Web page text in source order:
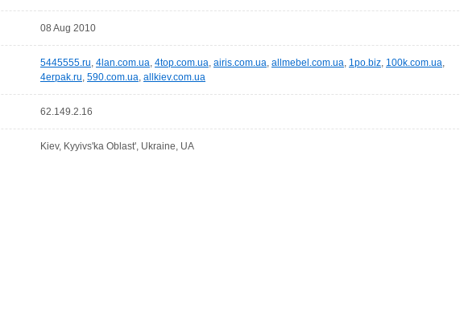
08 Aug 2010
5445555.ru, 4lan.com.ua, 4top.com.ua, airis.com.ua, allmebel.com.ua, 1po.biz, 100k.com.ua,
4erpak.ru, 590.com.ua, allkiev.com.ua
62.149.2.16
Kiev, Kyyivs'ka Oblast', Ukraine, UA